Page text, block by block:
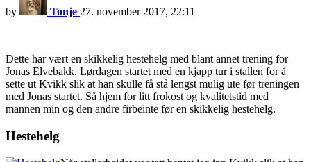
by Tonje 27. november 2017, 22:11
Dette har vært en skikkelig hestehelg med blant annet trening for
Jonas Elvebakk. Lørdagen startet med en kjapp tur i stallen for å
sette ut Kvikk slik at han skulle få stå lengst mulig ute før treningen
med Jonas startet. Så hjem for litt frokost og kvalitetstid med
mannen min og den andre firbeinte før en skikkelig hestehelg.
Hestehelg